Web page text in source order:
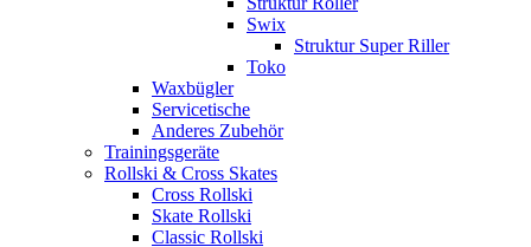
Swix
Struktur Super Riller
Toko
Waxbügler
Servicetische
Anderes Zubehör
Trainingsgeräte
Rollski & Cross Skates
Cross Rollski
Skate Rollski
Classic Rollski